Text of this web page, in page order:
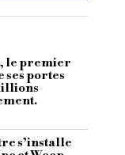
le premier
ses portes
s’installe